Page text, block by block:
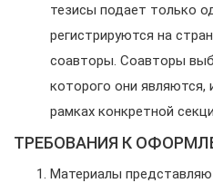
тезисы подает только
регистрируются на
соавторы. Соавторы
которого они являются,
рамках конкретной
ТРЕБОВАНИЯ К
Материалы